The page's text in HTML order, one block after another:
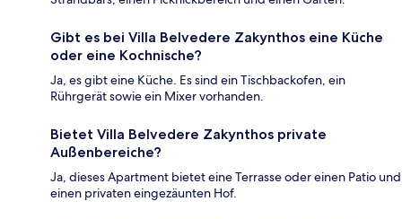
Gibt es bei Villa Belvedere Zakynthos eine Küche
oder eine Kochnische?
Ja, es gibt eine Küche. Es sind ein Tischbackofen, ein
Rührgerät sowie ein Mixer vorhanden.
Bietet Villa Belvedere Zakynthos private
Außenbereiche?
Ja, dieses Apartment bietet eine Terrasse oder einen Patio und
einen privaten eingezäunten Hof.